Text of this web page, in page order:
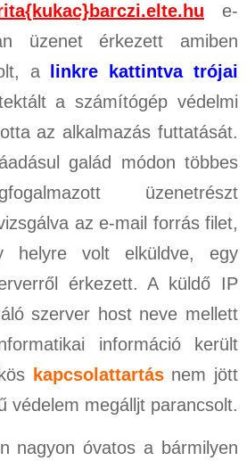
e-
üzenet érkezett amiben
a
linkre kattintva trójai
a számítógép védelmi
az alkalmazás futtatását.
galád módon többes
üzenetrészt
az e-mail forrás filet,
helyre volt elküldve, egy
érkezett. A küldő IP
szerver host neve mellett
információ került
kapcsolattartásnem jött
védelem megálljt parancsolt.
nagyon óvatos a bármilyen